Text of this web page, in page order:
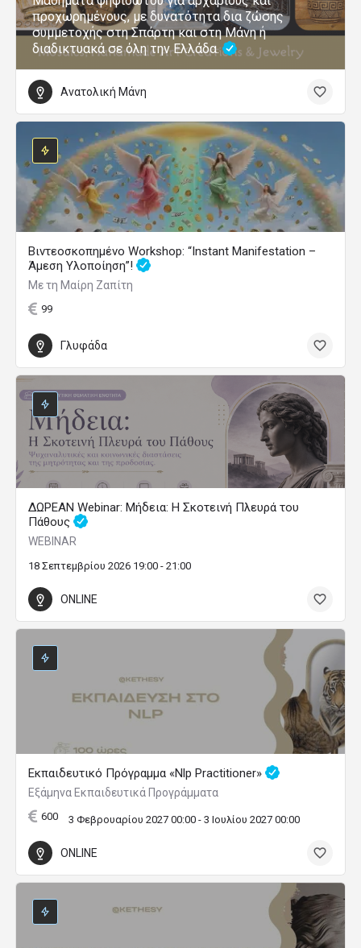
προχωρημένους, με δυνατότητα δια ζώσης
συμμετοχής στη Σπάρτη και στη Μάνη ή
διαδικτυακά σε όλη την Ελλάδα.
Ανατολική Μάνη
Βιντεοσκοπημένο Workshop: “Instant Manifestation –
Άμεση Υλοποίηση”!
Με τη Μαίρη Ζαπίτη
99
Γλυφάδα
ΔΩΡΕΑΝ Webinar: Μήδεια: Η Σκοτεινή Πλευρά του
Πάθους
WEBINAR
18 Σεπτεμβρίου 2026 19:00 - 21:00
ONLINE
Εκπαιδευτικό Πρόγραμμα «Nlp Practitioner»
Εξάμηνα Εκπαιδευτικά Προγράμματα
600 3 Φεβρουαρίου 2027 00:00 - 3 Ιουλίου 2027 00:00
ONLINE